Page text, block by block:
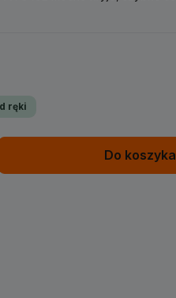
ręki
żądaną ilość
Do koszyka